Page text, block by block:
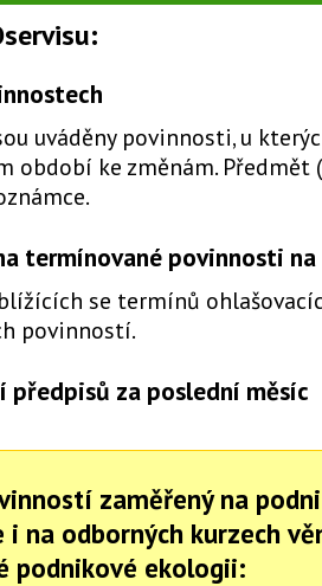
uváděny povinnosti, u
období ke změnám. Předmět
termínované povinnosti
se termínů
povinností.
předpisů za poslední měsíc
zaměřený na
na odborných kurzech
podnikové ekologii: